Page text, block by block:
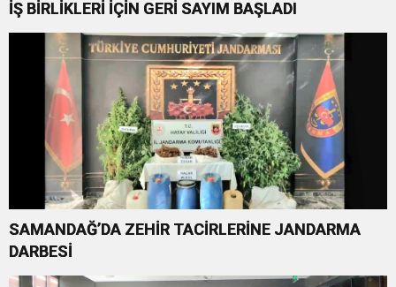
İŞ BİRLİKLERİ İÇİN GERİ SAYIM BAŞLADI
SAMANDAĞ’DA ZEHİR TACİRLERİNE JANDARMA
DARBESİ